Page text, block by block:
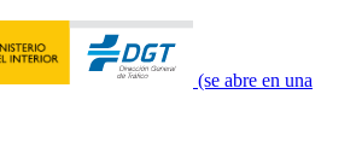
(se abre en una